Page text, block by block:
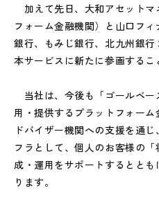
加えて先日、大和アセットマ
フォーム金融機関）と山口フ
銀行、もみじ銀行、北九州銀行
本サービスに新たに参画するこ
当社は、今後も「ゴールベー
用・提供するプラットフォー
ドバイザー機関への支援を通
フラとして、個人のお客様の
成・運用をサポートするとと
ります。